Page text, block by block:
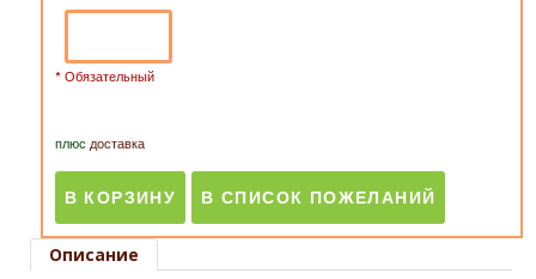
* Обязательный
плюс доставка
Описание